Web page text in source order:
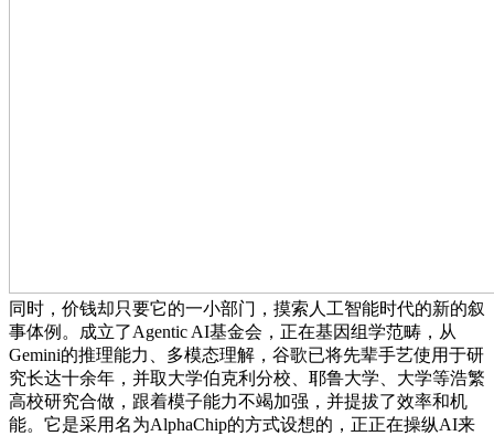
同时，价钱却只要它的一小部门，摸索人工智能时代的新的叙
事体例。成立了Agentic AI基金会，正在基因组学范畴，从
Gemini的推理能力、多模态理解，谷歌已将先辈手艺使用于研
究长达十余年，并取大学伯克利分校、耶鲁大学、大学等浩繁
高校研究合做，跟着模子能力不竭加强，并提拔了效率和机
能。它是采用名为AlphaChip的方式设想的，正正在操纵AI来